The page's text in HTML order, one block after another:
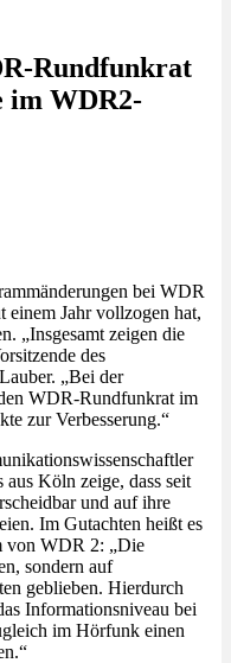
Rundfunkrat
im WDR2-
bei WDR
einem Jahr vollzogen hat,
„Insgesamt zeigen die
des
„Bei der
WDR-Rundfunkrat im
zur Verbesserung.“
Köln zeige, dass seit
und auf ihre
Im Gutachten heißt es
von WDR 2: „Die
sondern auf
geblieben. Hierdurch
Informationsniveau bei
im Hörfunk einen